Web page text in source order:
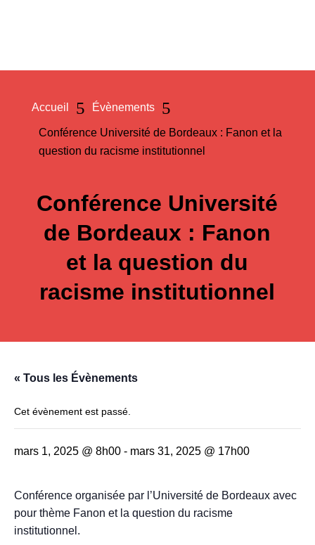
Accueil 5 Évènements 5
Conférence Université de Bordeaux : Fanon et la
question du racisme institutionnel
Conférence Université
de Bordeaux : Fanon
et la question du
racisme institutionnel
« Tous les Évènements
Cet évènement est passé.
mars 1, 2025 @ 8h00 - mars 31, 2025 @ 17h00
Conférence organisée par l’Université de Bordeaux avec
pour thème Fanon et la question du racisme
institutionnel.